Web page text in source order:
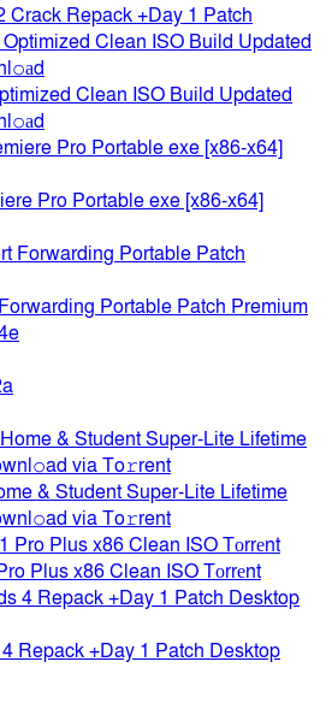
Crack Repack +Day 1 Patch
Clean ISO Build Updated
Pro Portable exe [x86-x64]
Portable Patch Premium
& Student Super-Lite Lifetime
via To𝚛rent
Plus x86 Clean ISO Tоrrеnt
Repack +Day 1 Patch Desktop